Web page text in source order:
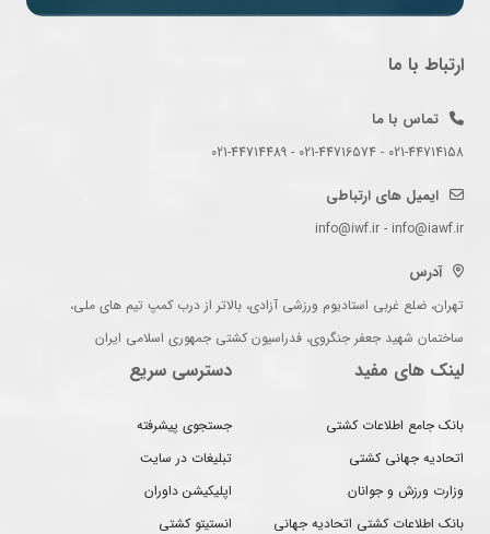
ارتباط با ما
تماس با ما
021-44714158 - 021-44716574 - 021-44714489
ایمیل های ارتباطی
info@iwf.ir - info@iawf.ir
آدرس
تهران، ضلع غربی استادیوم ورزشی آزادی، بالاتر از درب کمپ تیم های ملی،
ساختمان شهید جعفر جنگروی، فدراسیون کشتی جمهوری اسلامی ایران
لینک های مفید
بانک جامع اطلاعات کشتی
اتحادیه جهانی کشتی
وزارت ورزش و جوانان
بانک اطلاعات کشتی اتحادیه جهانی
دسترسی سریع
جستجوی پیشرفته
تبلیغات در سایت
اپلیکیشن داوران
انستیتو کشتی